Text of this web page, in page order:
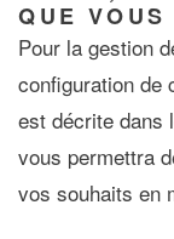
QUE
Pour la gestion
configuration de
est décrite dans
vous permettra
vos souhaits en